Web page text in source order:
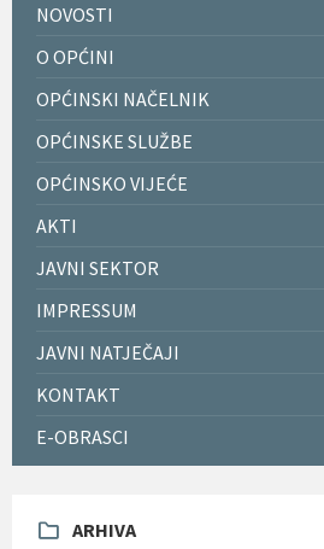
NOVOSTI
O OPĆINI
OPĆINSKI NAČELNIK
OPĆINSKE SLUŽBE
OPĆINSKO VIJEĆE
AKTI
JAVNI SEKTOR
IMPRESSUM
JAVNI NATJEČAJI
KONTAKT
E-OBRASCI
ARHIVA